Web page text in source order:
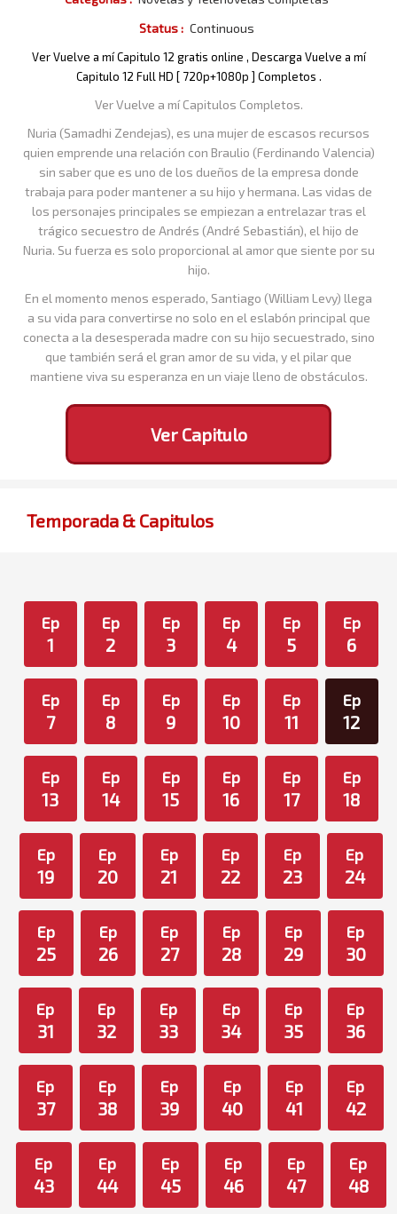
Status : Continuous
Ver Vuelve a mí Capitulo 12 gratis online , Descarga Vuelve a mí
Capitulo 12 Full HD [ 720p+1080p ] Completos .
Ver Vuelve a mí Capitulos Completos.
Nuria (Samadhi Zendejas), es una mujer de escasos recursos
quien emprende una relación con Braulio (Ferdinando Valencia)
sin saber que es uno de los dueños de la empresa donde
trabaja para poder mantener a su hijo y hermana. Las vidas de
los personajes principales se empiezan a entrelazar tras el
trágico secuestro de Andrés (André Sebastián), el hijo de
Nuria. Su fuerza es solo proporcional al amor que siente por su
hijo.
En el momento menos esperado, Santiago (William Levy) llega
a su vida para convertirse no solo en el eslabón principal que
conecta a la desesperada madre con su hijo secuestrado, sino
que también será el gran amor de su vida, y el pilar que
mantiene viva su esperanza en un viaje lleno de obstáculos.
Ver Capitulo
Temporada & Capitulos
Ep
1
Ep
2
Ep
3
Ep
4
Ep
5
Ep
6
Ep
7
Ep
8
Ep
9
Ep
10
Ep
11
Ep
12
Ep
13
Ep
14
Ep
15
Ep
16
Ep
17
Ep
18
Ep
19
Ep
20
Ep
21
Ep
22
Ep
23
Ep
24
Ep
25
Ep
26
Ep
27
Ep
28
Ep
29
Ep
30
Ep
31
Ep
32
Ep
33
Ep
34
Ep
35
Ep
36
Ep
37
Ep
38
Ep
39
Ep
40
Ep
41
Ep
42
Ep
43
Ep
44
Ep
45
Ep
46
Ep
47
Ep
48